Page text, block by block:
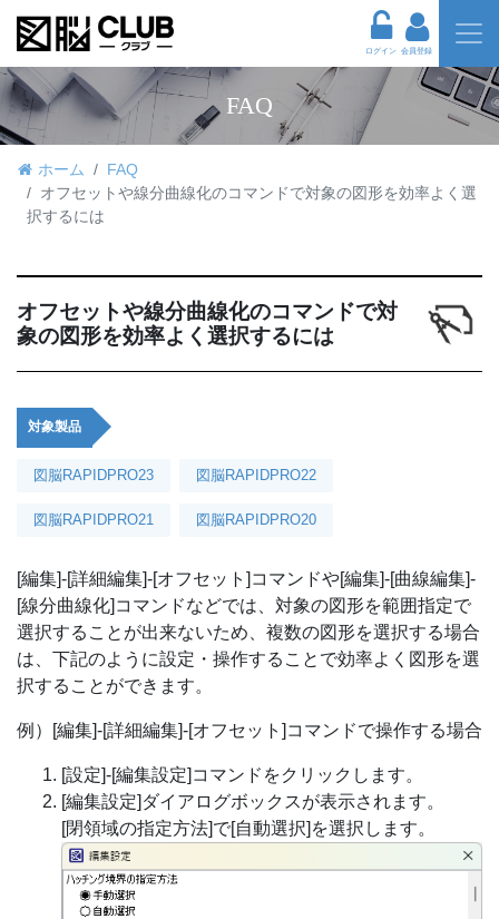
ログイン 会員登録
FAQ
ホーム
FAQ
オフセットや線分曲線化のコマンドで対象の図形を効率よく選
択するには
オフセットや線分曲線化のコマンドで対
象の図形を効率よく選択するには
対象製品
図脳RAPIDPRO23 図脳RAPIDPRO22
図脳RAPIDPRO21 図脳RAPIDPRO20
[編集]-[詳細編集]-[オフセット]コマンドや[編集]-[曲線編集]-
[線分曲線化]コマンドなどでは、対象の図形を範囲指定で
選択することが出来ないため、複数の図形を選択する場合
は、下記のように設定・操作することで効率よく図形を選
択することができます。
例）[編集]‐[詳細編集]‐[オフセット]コマンドで操作する場合
[設定]-[編集設定]コマンドをクリックします。
[編集設定]ダイアログボックスが表示されます。
[閉領域の指定方法]で[自動選択]を選択します。